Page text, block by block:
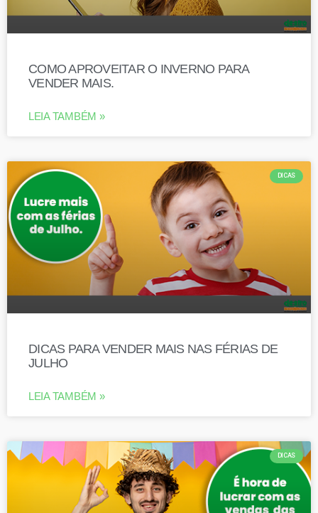
COMO APROVEITAR O INVERNO PARA
VENDER MAIS.
LEIA TAMBÉM »
DICAS
DICAS PARA VENDER MAIS NAS FÉRIAS DE
JULHO
LEIA TAMBÉM »
DICAS